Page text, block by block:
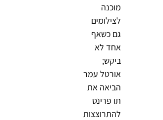
מוכנה
לצילומים
גם כשאף
אחד לא
ביקש;
אורטל עמר
הביאה את
תו פרינס
להתרוצצות